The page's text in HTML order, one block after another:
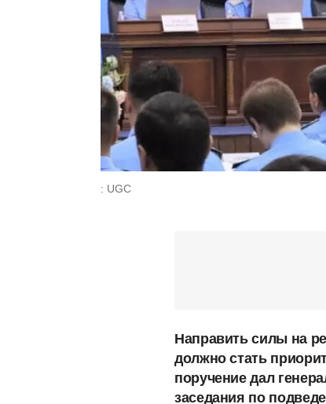
: UGC
Направить силы на
должно стать
поручение дал
заседания по